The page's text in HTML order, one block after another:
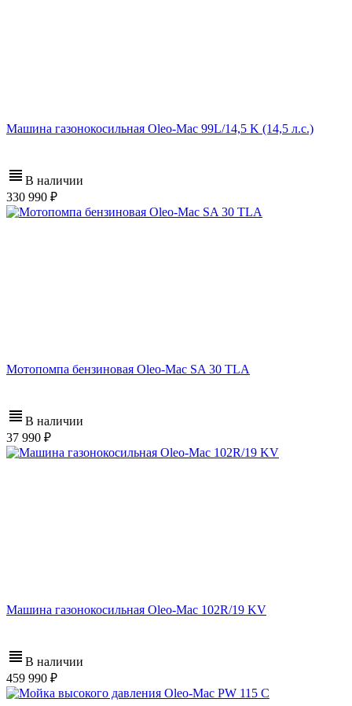
Машина газонокосильная Oleo-Mac 99L/14,5 K (14,5 л.с.)
В наличии
330 990
Мотопомпа бензиновая Oleo-Mac SA 30 TLA
В наличии
37 990
Машина газонокосильная Oleo-Mac 102R/19 KV
В наличии
459 990